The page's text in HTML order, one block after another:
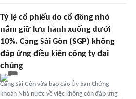
Tỷ lệ cổ phiếu do cổ đông nhỏ
nắm giữ lưu hành xuống dưới
10%. Cảng Sài Gòn (SGP) không
đáp ứng điều kiện công ty đại
chúng
Cảng Sài Gòn vừa báo cáo Ủy ban Chứng
khoán Nhà nước về việc không còn đáp ứng